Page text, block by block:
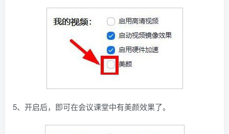
5、开启后，即可在会议课堂中有美颜效果了。